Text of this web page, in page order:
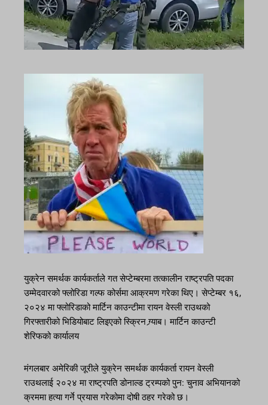
युक्रेन समर्थक कार्यकर्ताले गत सेप्टेम्बरमा तत्कालीन राष्ट्रपति पदका
उम्मेदवारको फ्लोरिडा गल्फ कोर्समा आक्रमण गरेका थिए। सेप्टेम्बर १६,
२०२४ मा फ्लोरिडाको मार्टिन काउन्टीमा रायन वेस्ली राउथको
गिरफ्तारीको भिडियोबाट लिइएको स्क्रिन ग्र्याब। मार्टिन काउन्टी
शेरिफको कार्यालय
मंगलबार अमेरिकी जूरीले युक्रेन समर्थक कार्यकर्ता रायन वेस्ली
राउथलाई २०२४ मा राष्ट्रपति डोनाल्ड ट्रम्पको पुन: चुनाव अभियानको
क्रममा हत्या गर्ने प्रयास गरेकोमा दोषी ठहर गरेको छ।